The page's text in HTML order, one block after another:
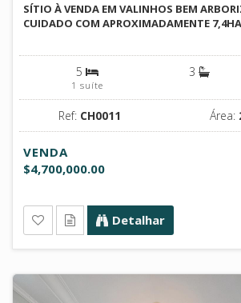
SÍTIO À VENDA EM VALINHOS BEM
CUIDADO COM APROXIMADAMENTE
5
1 suíte
3
Ref: CH0011 Área:
VENDA
$4,700,000.00
Detalhar